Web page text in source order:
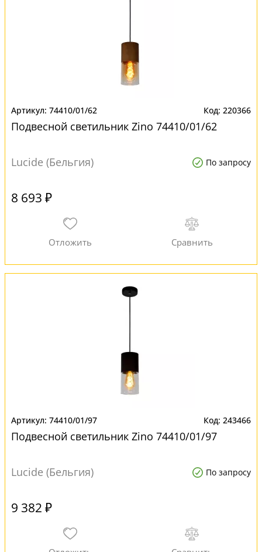
74410/01/62 220366
Подвесной светильник Zino 74410/01/62
Lucide (Бельгия) По запросу
8 693 ₽
74410/01/97 243466
Подвесной светильник Zino 74410/01/97
Lucide (Бельгия) По запросу
9 382 ₽